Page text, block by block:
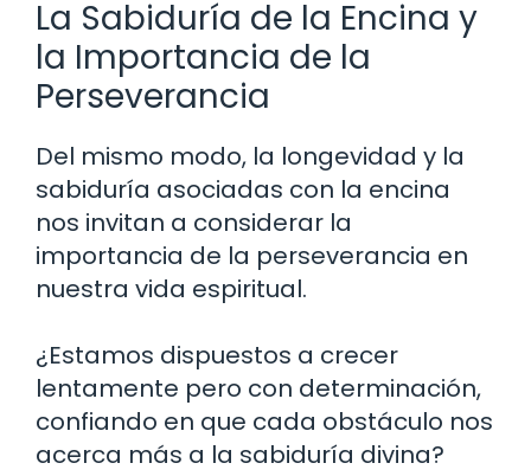
La Sabiduría de la Encina y
la Importancia de la
Perseverancia
Del mismo modo, la longevidad y la
sabiduría asociadas con la encina
nos invitan a considerar la
importancia de la perseverancia en
nuestra vida espiritual.
¿Estamos dispuestos a crecer
lentamente pero con determinación,
confiando en que cada obstáculo nos
acerca más a la sabiduría divina?